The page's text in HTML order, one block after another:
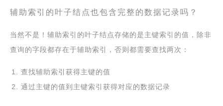
辅助索引的叶子结点也包含完整的数据记录吗？
当然不是！辅助索引的叶子结点存储的是主键索引的值，除非
查询的字段都存在于辅助索引，否则都需要查找两次：
查找辅助索引获得主键的值
通过主键的值到主键索引获得对应的数据记录